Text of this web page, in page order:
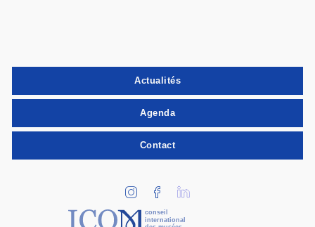
Actualités
Agenda
Contact
conseil
international